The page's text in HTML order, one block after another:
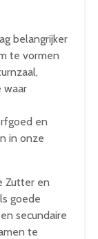
belangrijker
te vormen
waar
en
in onze
Zutter en
goede
secundaire
te